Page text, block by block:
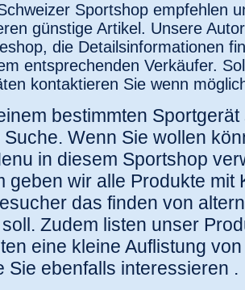
Sportshop empfehlen
günstige Artikel. Unsere
die Detailsinformationen
entsprechenden Verkäufer.
kontaktieren Sie wenn
bestimmten
Suche. Wenn Sie wollen
in diesem Sportshop
geben wir alle Produkte mit
das finden von
Zudem listen unser
eine kleine Auflistung
Sie ebenfalls interessieren .